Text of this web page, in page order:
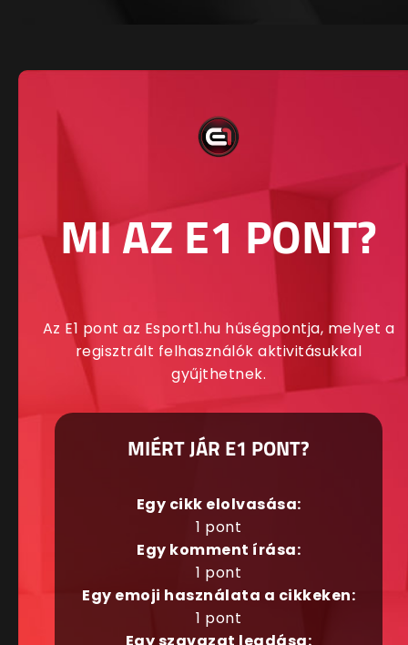
MI AZ E1 PONT?
Az E1 pont az Esport1.hu hűségpontja, melyet a
regisztrált felhasználók aktivitásukkal
gyűjthetnek.
MIÉRT JÁR E1 PONT?
Egy cikk elolvasása:
1 pont
Egy komment írása:
1 pont
Egy emoji használata a cikkeken:
1 pont